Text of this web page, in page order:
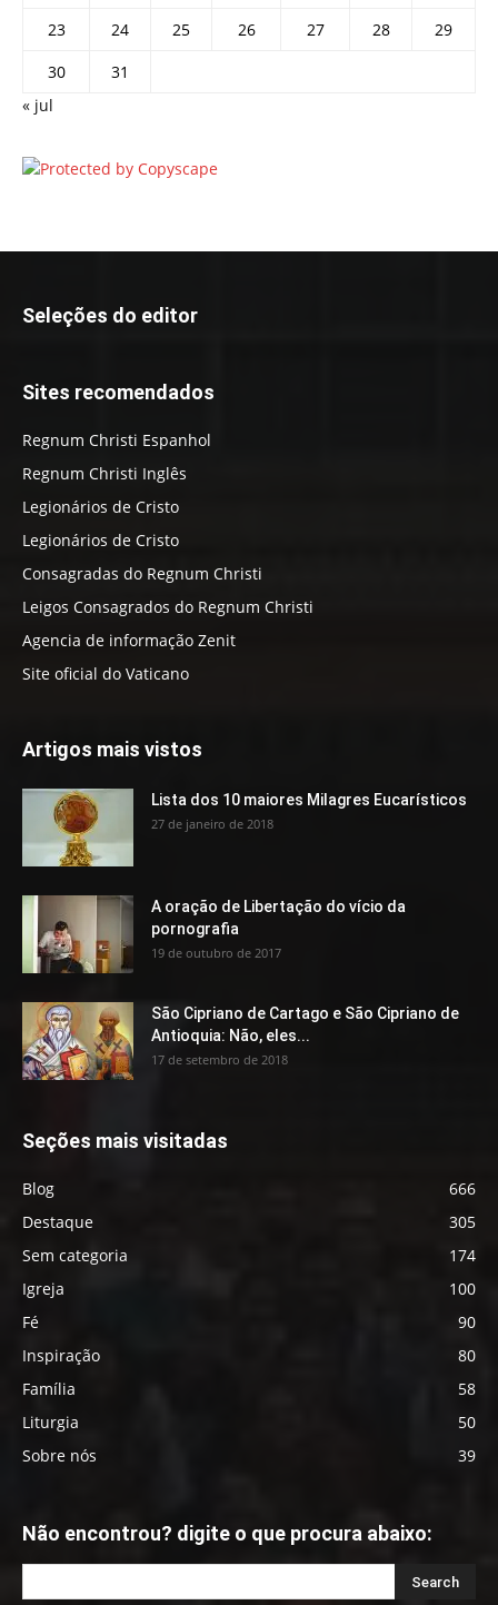
23
24 25 26 27 28
29
30
31
« jul
Seleções do editor
Sites recomendados
Regnum Christi Espanhol
Regnum Christi Inglês
Legionários de Cristo
Legionários de Cristo
Consagradas do Regnum Christi
Leigos Consagrados do Regnum Christi
Agencia de informação Zenit
Site oficial do Vaticano
Artigos mais vistos
Lista dos 10 maiores Milagres Eucarísticos
27 de janeiro de 2018
A oração de Libertação do vício da
pornografia
19 de outubro de 2017
São Cipriano de Cartago e São Cipriano de
Antioquia: Não, eles...
17 de setembro de 2018
Seções mais visitadas
Blog
666
Destaque
305
Sem categoria
174
Igreja
100
Fé
90
Inspiração
80
Família
58
Liturgia
50
Sobre nós
39
Não encontrou? digite o que procura abaixo: